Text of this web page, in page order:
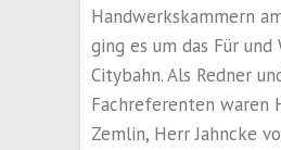
Handwerkskammern
ging es um das Für und
Citybahn. Als Redner
Fachreferenten waren
Zemlin, Herr Jahncke